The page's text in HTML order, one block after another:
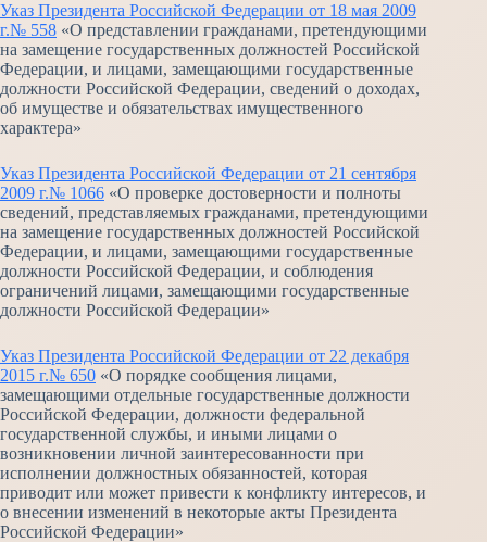
Указ Президента Российской Федерации от 18 мая 2009
г.№ 558 «О представлении гражданами, претендующими
на замещение государственных должностей Российской
Федерации, и лицами, замещающими государственные
должности Российской Федерации, сведений о доходах,
об имуществе и обязательствах имущественного
характера»
Указ Президента Российской Федерации от 21 сентября
2009 г.№ 1066 «О проверке достоверности и полноты
сведений, представляемых гражданами, претендующими
на замещение государственных должностей Российской
Федерации, и лицами, замещающими государственные
должности Российской Федерации, и соблюдения
ограничений лицами, замещающими государственные
должности Российской Федерации»
Указ Президента Российской Федерации от 22 декабря
2015 г.№ 650 «О порядке сообщения лицами,
замещающими отдельные государственные должности
Российской Федерации, должности федеральной
государственной службы, и иными лицами о
возникновении личной заинтересованности при
исполнении должностных обязанностей, которая
приводит или может привести к конфликту интересов, и
о внесении изменений в некоторые акты Президента
Российской Федерации»